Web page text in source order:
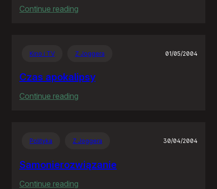
Continue reading
nudzi…
Kino i TV Z Joggera 01/05/2004
Czas apokalipsy
Continue reading
Polityka Z Joggera 30/04/2004
Samonierozwiązanie
Continue reading